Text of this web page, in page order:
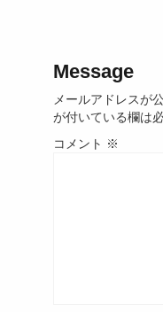
Message
メールアドレスが
が付いている欄は
コメント ※